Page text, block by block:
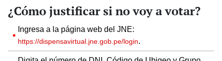
¿Cómo justificar si no voy a votar?
Ingresa a la página web del JNE:
https://dispensavirtual.jne.gob.pe/login.